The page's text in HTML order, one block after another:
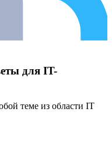
для IT-
теме из области IT